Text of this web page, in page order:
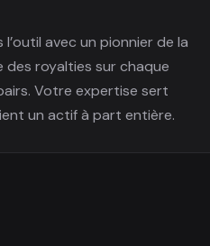
avec un pionnier de la
royalties sur chaque
Votre expertise sert
un actif à part entière.